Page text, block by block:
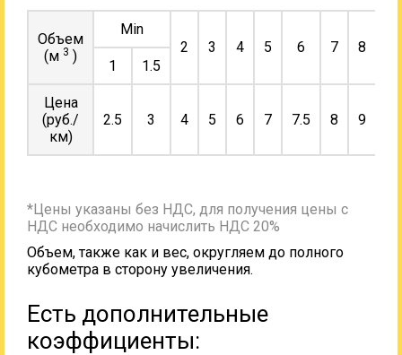
Объем
(м 3 )
Min
2
3 4 5 6 7 8
1
1.5
Цена
(руб./
км)
2.5 3 4 5 6 7 7.5 8 9
*Цены указаны без НДС, для получения цены с
НДС необходимо начислить НДС 20%
Объем, также как и вес, округляем до полного
кубометра в сторону увеличения.
Есть дополнительные
коэффициенты: